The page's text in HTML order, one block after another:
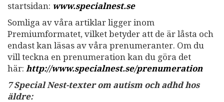
startsidan: www.specialnest.se
Somliga av våra artiklar ligger inom
Premiumformatet, vilket betyder att de är låsta och
endast kan läsas av våra prenumeranter. Om du
vill teckna en prenumeration kan du göra det
här: http://www.specialnest.se/prenumeration
7 Special Nest-texter om autism och adhd hos
äldre: